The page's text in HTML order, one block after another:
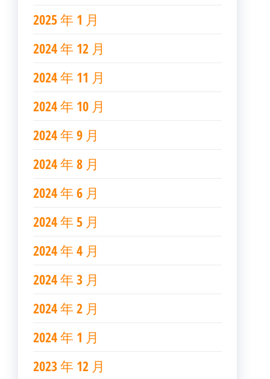
2025 年 1 月
2024 年 12 月
2024 年 11 月
2024 年 10 月
2024 年 9 月
2024 年 8 月
2024 年 6 月
2024 年 5 月
2024 年 4 月
2024 年 3 月
2024 年 2 月
2024 年 1 月
2023 年 12 月